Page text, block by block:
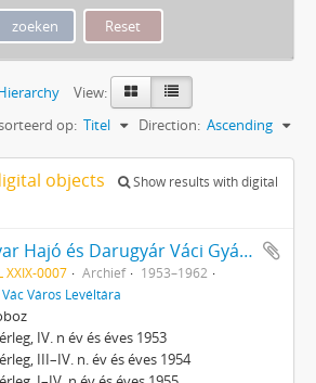
View:
op: Titel Direction: Ascending
objects
Show results with digital
Magyar Hajó és Darugyár Váci Gyárának (1962-ig Dunai Hajógyár) iratai
XXIX-0007 Archief
1953–1962
Vác Város Levéltára
IV. n év és éves 1953
III–IV. n. év és éves 1954